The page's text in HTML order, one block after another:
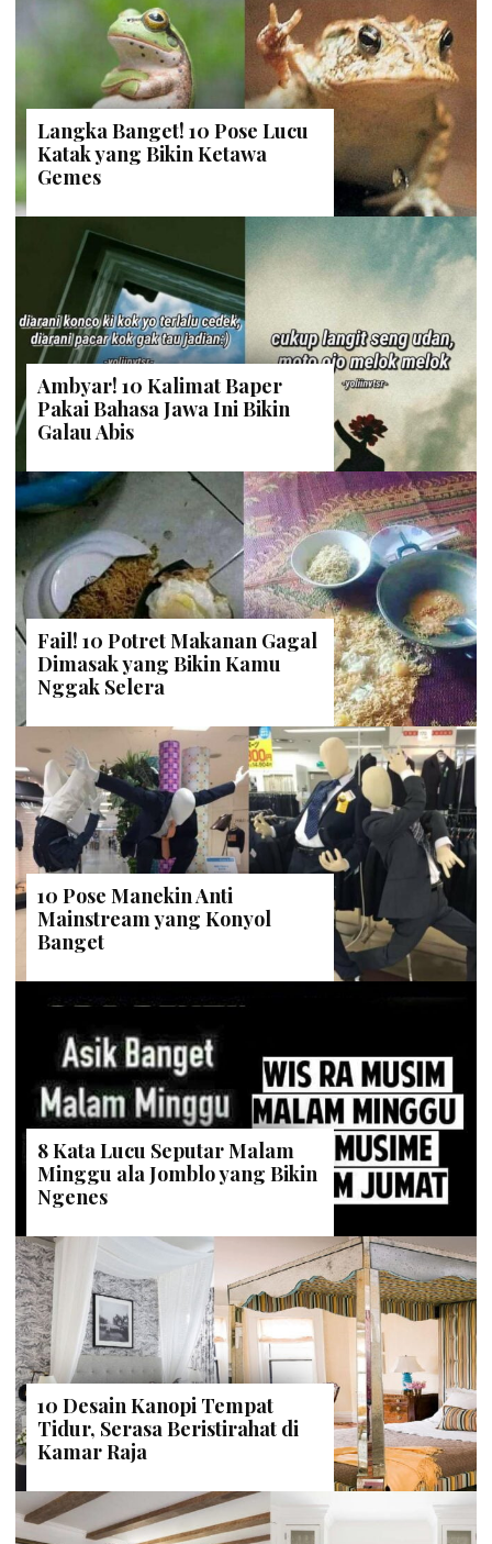
Langka Banget! 10 Pose Lucu
Katak yang Bikin Ketawa
Gemes
Ambyar! 10 Kalimat Baper
Pakai Bahasa Jawa Ini Bikin
Galau Abis
Fail! 10 Potret Makanan Gagal
Dimasak yang Bikin Kamu
Nggak Selera
10 Pose Manekin Anti
Mainstream yang Konyol
Banget
8 Kata Lucu Seputar Malam
Minggu ala Jomblo yang Bikin
Ngenes
10 Desain Kanopi Tempat
Tidur, Serasa Beristirahat di
Kamar Raja